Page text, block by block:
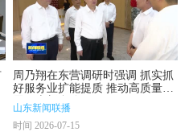
周乃翔在东营调研时强调 抓实抓
好服务业扩能提质 推动高质量发
展再上新台阶
山东新闻联播
时间 2026-07-15